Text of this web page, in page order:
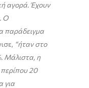
αγορά. Έχουν
Ο
παράδειγμα
“ήταν στο
Μάλιστα, η
20
για